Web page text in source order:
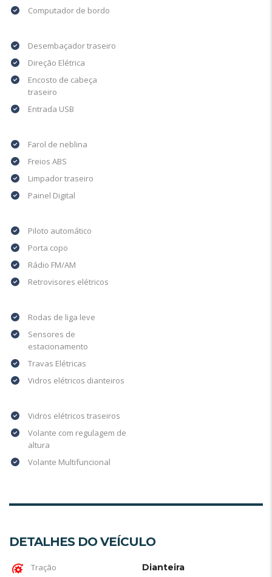
Computador de bordo
Desembaçador traseiro
Direção Elétrica
Encosto de cabeça
traseiro
Entrada USB
Farol de neblina
Freios ABS
Limpador traseiro
Painel Digital
Piloto automático
Porta copo
Rádio FM/AM
Retrovisores elétricos
Rodas de liga leve
Sensores de
estacionamento
Travas Elétricas
Vidros elétricos dianteiros
Vidros elétricos traseiros
Volante com regulagem de
altura
Volante Multifuncional
DETALHES DO VEÍCULO
Tração Dianteira